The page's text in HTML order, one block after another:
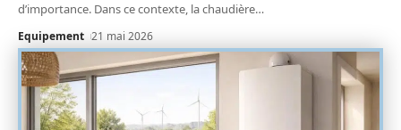
d’importance. Dans ce contexte, la chaudière…
Equipement 21 mai 2026